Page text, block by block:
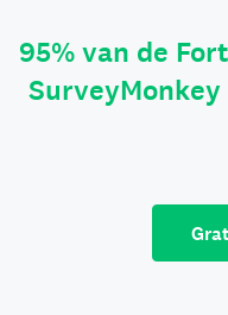
95% van de